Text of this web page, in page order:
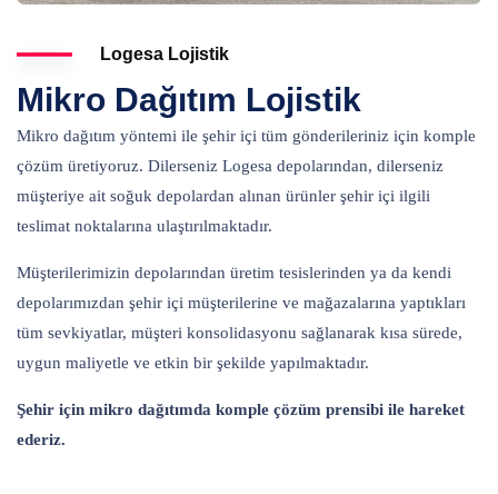
Logesa Lojistik
Mikro Dağıtım Lojistik
Mikro dağıtım yöntemi ile şehir içi tüm gönderileriniz için komple
çözüm üretiyoruz. Dilerseniz Logesa depolarından, dilerseniz
müşteriye ait soğuk depolardan alınan ürünler şehir içi ilgili
teslimat noktalarına ulaştırılmaktadır.
Müşterilerimizin depolarından üretim tesislerinden ya da kendi
depolarımızdan şehir içi müşterilerine ve mağazalarına yaptıkları
tüm sevkiyatlar, müşteri konsolidasyonu sağlanarak kısa sürede,
uygun maliyetle ve etkin bir şekilde yapılmaktadır.
Şehir için mikro dağıtımda komple çözüm prensibi ile hareket
ederiz.